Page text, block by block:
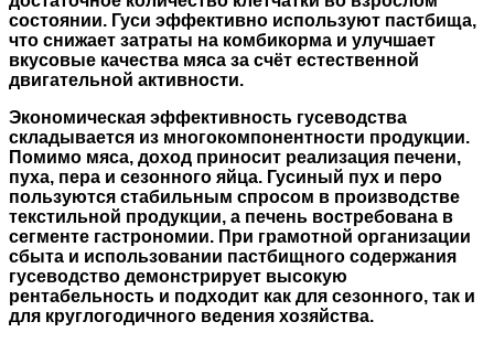
состоянии. Гуси эффективно используют пастбища,
что снижает затраты на комбикорма и улучшает
вкусовые качества мяса за счёт естественной
двигательной активности.
Экономическая эффективность гусеводства
складывается из многокомпонентности продукции.
Помимо мяса, доход приносит реализация печени,
пуха, пера и сезонного яйца. Гусиный пух и перо
пользуются стабильным спросом в производстве
текстильной продукции, а печень востребована в
сегменте гастрономии. При грамотной организации
сбыта и использовании пастбищного содержания
гусеводство демонстрирует высокую
рентабельность и подходит как для сезонного, так и
для круглогодичного ведения хозяйства.